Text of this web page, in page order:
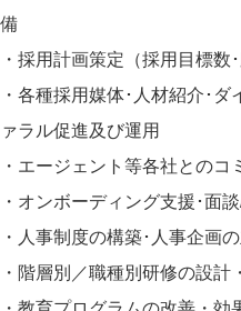
備
・採用計画策定（採用目標数
・各種採用媒体･人材紹介･
ァラル促進及び運用
・エージェント等各社との
・オンボーディング支援･面
・人事制度の構築･人事企画
・階層別／職種別研修の設計